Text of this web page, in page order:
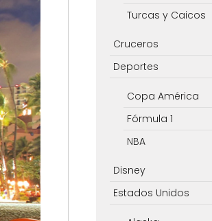
Turcas y Caicos
Cruceros
Deportes
Copa América
Fórmula 1
NBA
Disney
Estados Unidos